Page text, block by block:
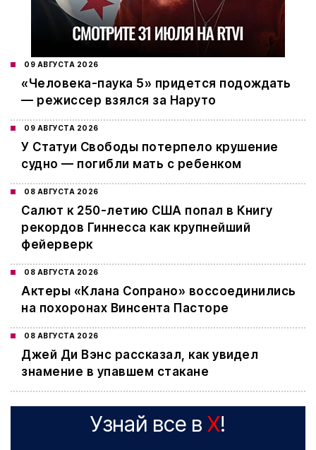
09 АВГУСТА 2026
«Человека-паука 5» придется подождать
— режиссер взялся за Наруто
09 АВГУСТА 2026
У Статуи Свободы потерпело крушение
судно — погибли мать с ребенком
08 АВГУСТА 2026
Салют к 250-летию США попал в Книгу
рекордов Гиннесса как крупнейший
фейерверк
08 АВГУСТА 2026
Актеры «Клана Сопрано» воссоединились
на похоронах Винсента Пасторе
08 АВГУСТА 2026
Джей Ди Вэнс рассказал, как увидел
знамение в упавшем стакане
Узнай все в X!